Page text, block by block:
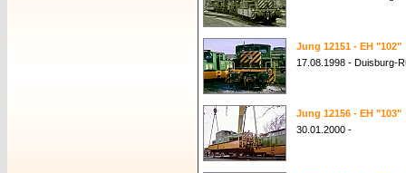
Jung 12151 - EH "102"
17.08.1998 - Duisburg-
Jung 12156 - EH "103"
30.01.2000 -